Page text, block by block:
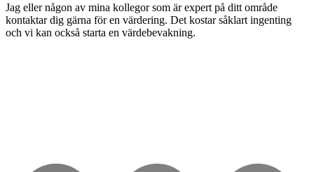
Jag eller någon av mina kollegor som är expert på ditt område
kontaktar dig gärna för en värdering. Det kostar såklart ingenting
och vi kan också starta en värdebevakning.